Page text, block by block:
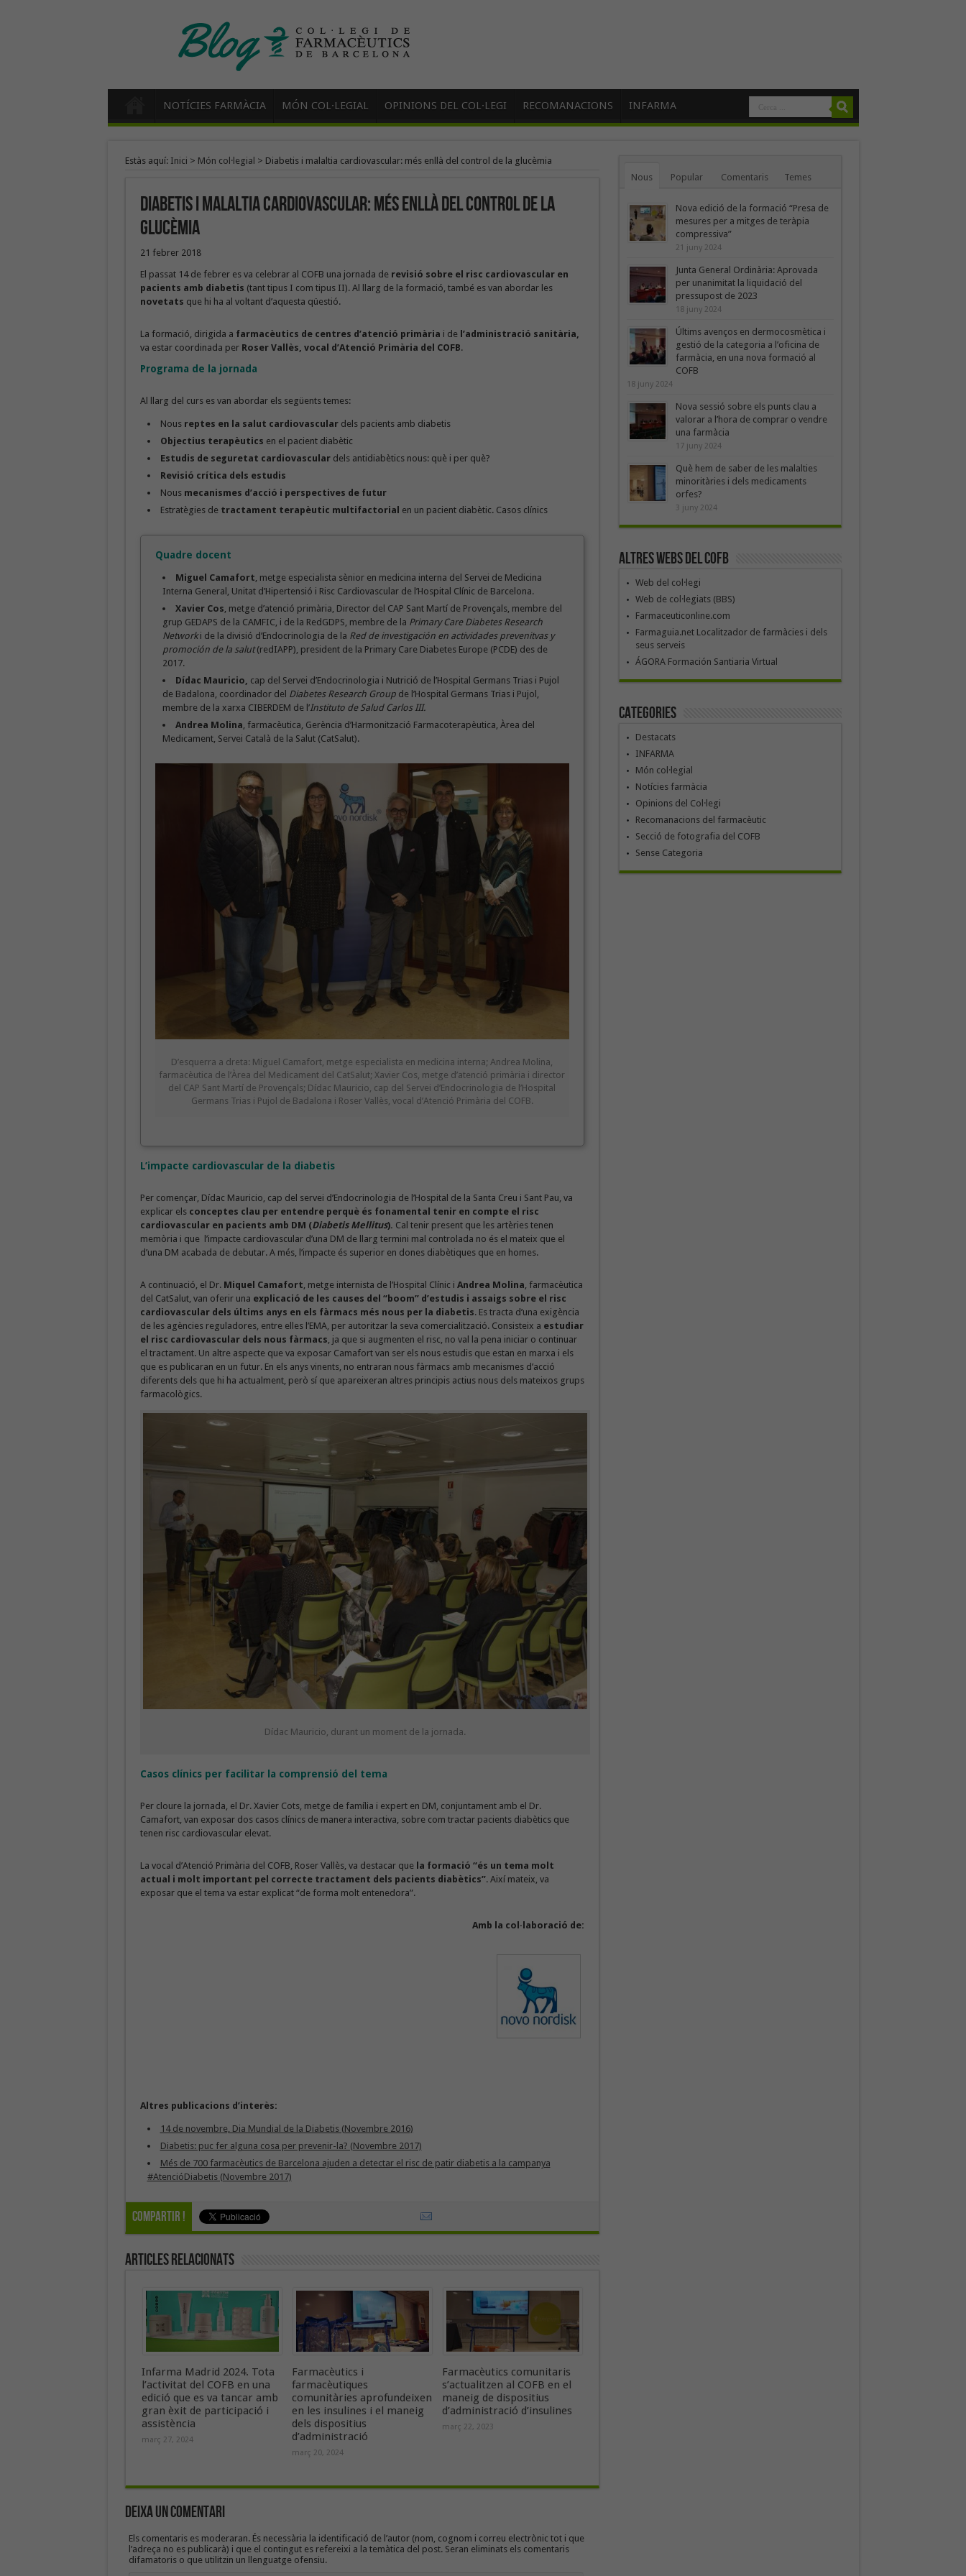
NOTÍCIES FARMÀCIA MÓN COL·LEGIAL OPINIONS DEL COL·LEGI RECOMANACIONS INFARMA
Estàs aquí: Inici > Món col·legial > Diabetis i malaltia cardiovascular: més enllà del control de la glucèmia
Diabetis i malaltia cardiovascular: més enllà del control de la
glucèmia
21 febrer 2018
El passat 14 de febrer es va celebrar al COFB una jornada de revisió sobre el risc cardiovascular en
pacients amb diabetis (tant tipus I com tipus II). Al llarg de la formació, també es van abordar les
novetats que hi ha al voltant d’aquesta qüestió.
La formació, dirigida a farmacèutics de centres d’atenció primària i del’administració sanitària,
va estar coordinada per Roser Vallès, vocal d’Atenció Primària del COFB.
Programa de la jornada
Al llarg del curs es van abordar els següents temes:
Nous reptes en la salut cardiovasculardels pacients amb diabetis
Objectius terapèutics en el pacient diabètic
Estudis de seguretat cardiovasculardels antidiabètics nous: què i per què?
Revisió crítica dels estudis
Nous mecanismes d’acció i perspectives de futur
Estratègies de tractament terapèutic multifactorial en un pacient diabètic. Casos clínics
Quadre docent
Miguel Camafort, metge especialista sènior en medicina interna del Servei de Medicina
Interna General, Unitat d’Hipertensió i Risc Cardiovascular de l’Hospital Clínic de Barcelona.
Xavier Cos, metge d’atenció primària, Director del CAP Sant Martí de Provençals, membre del
grup GEDAPS de la CAMFIC, i de la RedGDPS, membre de la Primary Care Diabetes Research
Networki de la divisió d’Endocrinologia de la Red de investigación en actividades prevenitvas y
promoción de la salut(redIAPP), president de la Primary Care Diabetes Europe (PCDE) des de
2017.
Dídac Mauricio, cap del Servei d’Endocrinologia i Nutrició de l’Hospital Germans Trias i Pujol
de Badalona, coordinador del Diabetes Research Groupde l’Hospital Germans Trias i Pujol,
membre de la xarxa CIBERDEM de l’Instituto de Salud Carlos III.
Andrea Molina, farmacèutica, Gerència d’Harmonització Farmacoterapèutica, Àrea del
Medicament, Servei Català de la Salut (CatSalut).
D’esquerra a dreta: Miguel Camafort, metge especialista en medicina interna; Andrea Molina,
farmacèutica de l’Àrea del Medicament del CatSalut; Xavier Cos, metge d’atenció primària i director
del CAP Sant Martí de Provençals; Dídac Mauricio, cap del Servei d’Endocrinologia de l’Hospital
Germans Trias i Pujol de Badalona i Roser Vallès, vocal d’Atenció Primària del COFB.
L’impacte cardiovascular de la diabetis
Per començar, Dídac Mauricio, cap del servei d’Endocrinologia de l’Hospital de la Santa Creu i Sant Pau, va
explicar elsconceptes clau per entendre perquè és fonamental tenir en compte el risc
cardiovascular en pacients amb DM (Diabetis Mellitus). Cal tenir present que les artèries tenen
memòria i que l’impacte cardiovascular d’una DM de llarg termini mal controlada no és el mateix que el
d’una DM acabada de debutar. A més, l’impacte és superior en dones diabètiques que en homes.
A continuació, el Dr. Miquel Camafort , metge internista de l’Hospital Clínic i Andrea Molina , farmacèutica
del CatSalut, van oferir una explicació de les causes del “boom” d’estudis i assaigs sobre el risc
cardiovascular dels últims anys en els fàrmacs més nous per la diabetis. Es tracta d’una exigència
de les agències reguladores, entre elles l’EMA, per autoritzar la seva comercialització. Consisteix a estudiar
el risc cardiovascular dels nous fàrmacs , ja que si augmenten el risc, no val la pena iniciar o continuar
el tractament. Un altre aspecte que va exposar Camafort van ser els nous estudis que estan en marxa i els
que es publicaran en un futur. En els anys vinents, no entraran nous fàrmacs amb mecanismes d’acció
diferents dels que hi ha actualment, però sí que apareixeran altres principis actius nous dels mateixos grups
farmacològics.
Dídac Mauricio, durant un moment de la jornada.
Casos clínics per facilitar la comprensió del tema
Per cloure la jornada, el Dr. Xavier Cots, metge de família i expert en DM, conjuntament amb el Dr.
Camafort, van exposar dos casos clínics de manera interactiva, sobre com tractar pacients diabètics que
tenen risc cardiovascular elevat.
La vocal d’Atenció Primària del COFB, Roser Vallès, va destacar que la formació “és un tema molt
actual i molt important pel correcte tractament dels pacients diabètics”. Així mateix, va
exposar que el tema va estar explicat “de forma molt entenedora”.
Amb la col·laboració de:
Altres publicacions d’interès:
14 de novembre, Dia Mundial de la Diabetis (Novembre 2016)
Diabetis: puc fer alguna cosa per prevenir-la? (Novembre 2017)
Més de 700 farmacèutics de Barcelona ajuden a detectar el risc de patir diabetis a la campanya
#AtencióDiabetis (Novembre 2017)
Compartir !
Articles Relacionats
Infarma Madrid 2024. Tota
l’activitat del COFB en una
edició que es va tancar amb
gran èxit de participació i
assistència
març 27, 2024
Farmacèutics i
farmacèutiques
comunitàries aprofundeixen
en les insulines i el maneig
dels dispositius
d’administració
març 20, 2024
Farmacèutics comunitaris
s’actualitzen al COFB en el
maneig de dispositius
d’administració d’insulines
març 22, 2023
Deixa un Comentari
Els comentaris es moderaran. És necessària la identificació de l’autor (nom, cognom i correu electrònic tot i que
l’adreça no es publicarà) i que el contingut es refereixi a la temàtica del post. Seran eliminats els comentaris
difamatoris o que utilitzin un llenguatge ofensiu.
Nous Popular Comentaris Temes
Nova edició de la formació “Presa de
mesures per a mitges de teràpia
compressiva”
21 juny 2024
Junta General Ordinària: Aprovada
per unanimitat la liquidació del
pressupost de 2023
18 juny 2024
Últims avenços en dermocosmètica i
gestió de la categoria a l’oficina de
farmàcia, en una nova formació al
COFB
18 juny 2024
Nova sessió sobre els punts clau a
valorar a l’hora de comprar o vendre
una farmàcia
17 juny 2024
Què hem de saber de les malalties
minoritàries i dels medicaments
orfes?
3 juny 2024
Altres webs del COFB
Web del col·legi
Web de col·legiats (BBS)
Farmaceuticonline.com
Farmaguia.net Localitzador de farmàcies i dels
seus serveis
ÁGORA Formación Santiaria Virtual
Categories
Destacats
INFARMA
Món col·legial
Notícies farmàcia
Opinions del Col·legi
Recomanacions del farmacèutic
Secció de fotografia del COFB
Sense Categoria